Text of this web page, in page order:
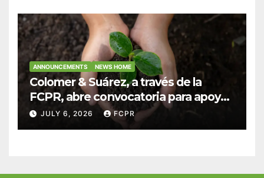
ANNOUNCEMENTS NEWS HOME
Colomer & Suárez, a través de la
FCPR, abre convocatoria para apoyar
proyectos de seguridad alimentaria
JULY 6, 2026 FCPR